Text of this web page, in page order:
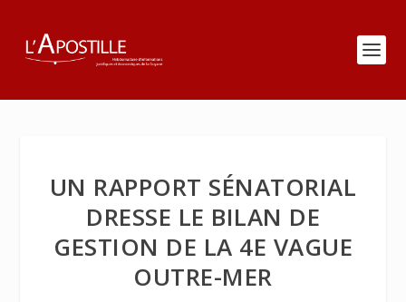
UN RAPPORT SÉNATORIAL
DRESSE LE BILAN DE
GESTION DE LA 4E VAGUE
OUTRE-MER